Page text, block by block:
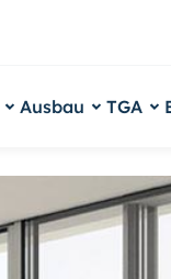
Ausbau TGA